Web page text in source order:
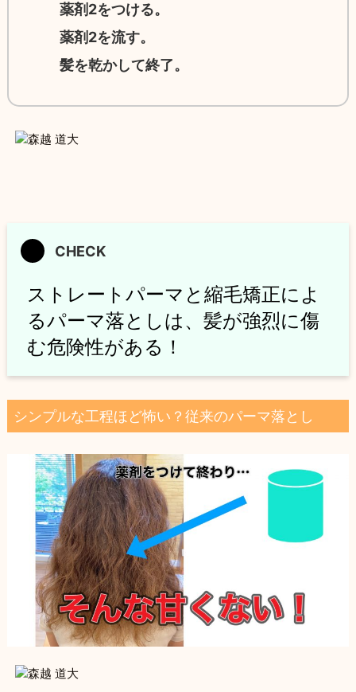
薬剤2をつける。
薬剤2を流す。
髪を乾かして終了。
ストレートパーマと縮毛矯正によ
るパーマ落としは、髪が強烈に傷
む危険性がある！
シンプルな工程ほど怖い？従来のパーマ落とし